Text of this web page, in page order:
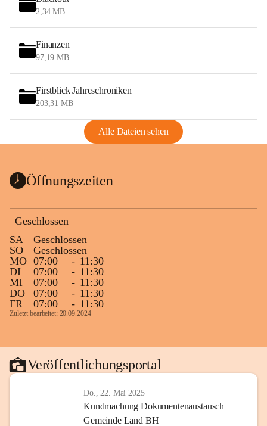
2,34 MB
Finanzen
97,19 MB
Firstblick Jahreschroniken
203,31 MB
Alle Dateien sehen
Öffnungszeiten
Geschlossen
SA
Geschlossen
SO
Geschlossen
MO 07:00 - 11:30
DI
07:00 - 11:30
MI
07:00 - 11:30
DO
07:00 - 11:30
FR
07:00 - 11:30
Zuletzt bearbeitet: 20.09.2024
Veröffentlichungsportal
Do., 22. Mai 2025
Kundmachung Dokumentenaustausch
Gemeinde Land BH